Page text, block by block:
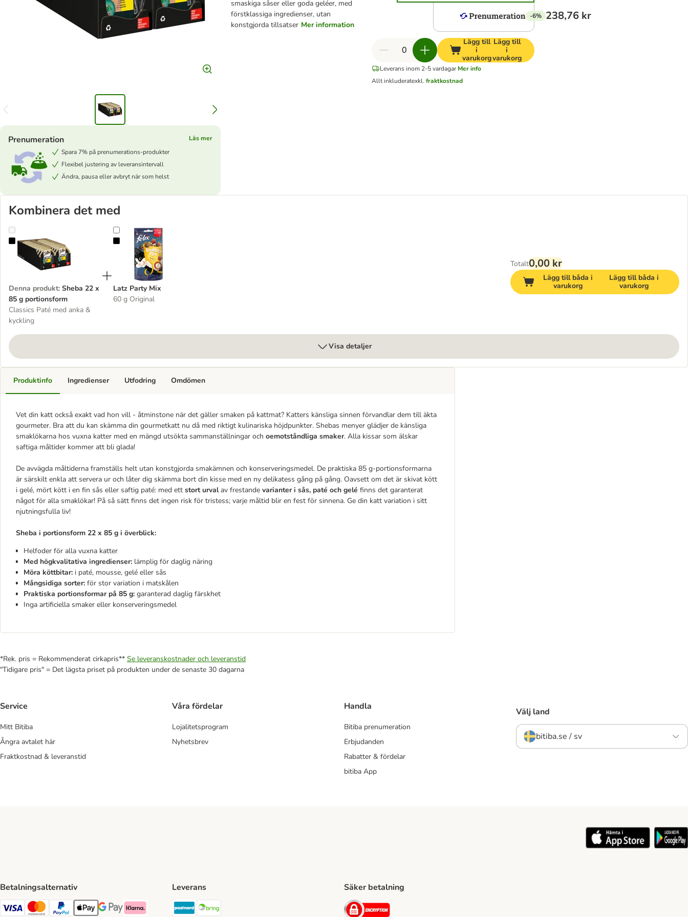
smaskiga såser eller goda geléer, med
förstklassiga ingredienser, utan
konstgjorda tillsatser Mer information
Prenumeration
Läs mer
Spara 7% på prenumerations-produkter
Flexibel justering av leveransintervall
Ändra, pausa eller avbryt när som helst
-6% 238,76 kr
Lägg till
i
varukorg
Lägg till
i
varukorg
Leverans inom 2-5 vardagar Mer info
Allt inkluderatexkl. fraktkostnad
Kombinera det med
Sheba 22 x 85 g portionsform
Denna produkt: Sheba 22 x
85 g portionsform
Classics Paté med anka &
kyckling
Latz Party Mix
Latz Party Mix
60 g Original
Totalt0,00 kr
Lägg till båda i
varukorg
Lägg till båda i
varukorg
Visa detaljer
Produktinfo
Vet din katt också exakt vad hon vill - åtminstone när det gäller smaken på kattmat? Katters känsliga sinnen förvandlar dem till äkta
gourmeter. Bra att du kan skämma din gourmetkatt nu då med riktigt kulinariska höjdpunkter. Shebas menyer glädjer de känsliga
smaklökarna hos vuxna katter med en mängd utsökta sammanställningar och oemotståndliga smaker. Alla kissar som älskar
saftiga måltider kommer att bli glada!
De avvägda måltiderna framställs helt utan konstgjorda smakämnen och konserveringsmedel. De praktiska 85 g-portionsformarna
är särskilt enkla att servera ur och låter dig skämma bort din kisse med en ny delikatess gång på gång. Oavsett om det är skivat kött
i gelé, mört kött i en fin sås eller saftig paté: med ett stort urvalav frestande varianter i sås, paté och gelé finns det garanterat
något för alla smaklökar! På så sätt finns det ingen risk för tristess; varje måltid blir en fest för sinnena. Ge din katt variation i sitt
njutningsfulla liv!
Sheba i portionsform 22 x 85 g i överblick:
Helfoder för alla vuxna katter
Med högkvalitativa ingredienser: lämplig för daglig näring
Möra köttbitar: i paté, mousse, gelé eller sås
Mångsidiga sorter: för stor variation i matskålen
Praktiska portionsformar på 85 g: garanterad daglig färskhet
Inga artificiella smaker eller konserveringsmedel
Ingredienser Utfodring Omdömen
*Rek. pris = Rekommenderat cirkapris** Se leveranskostnader och leveranstid
"Tidigare pris" = Det lägsta priset på produkten under de senaste 30 dagarna
Service
Mitt Bitiba
Ångra avtalet här
Fraktkostnad & leveranstid
Våra fördelar
Lojalitetsprogram
Nyhetsbrev
Handla
Bitiba prenumeration
Erbjudanden
Rabatter & fördelar
bitiba App
Välj land
bitiba.se / sv
Betalningsalternativ
VISA Payment Method
Mastercard Payment Method
Paypal Payment Method
Apple Pay Payment Method
Google Pay Payment Method
Klarna Payment Method
Leverans
Postnord Shipping Method
Säker betalning
Security